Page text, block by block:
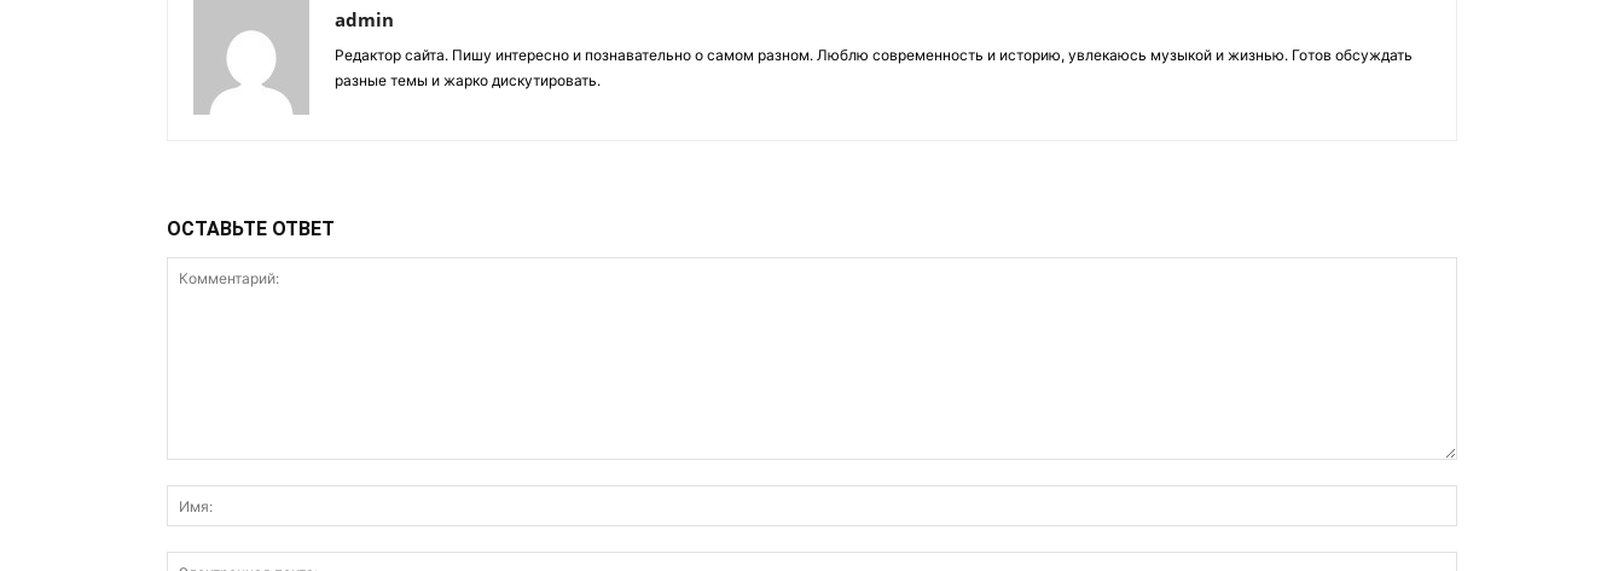
admin
Редактор сайта. Пишу интересно и познавательно о самом разном. Люблю современность и историю, увлекаюсь музыкой и жизнью. Готов обсуждать
разные темы и жарко дискутировать.
ОСТАВЬТЕ ОТВЕТ